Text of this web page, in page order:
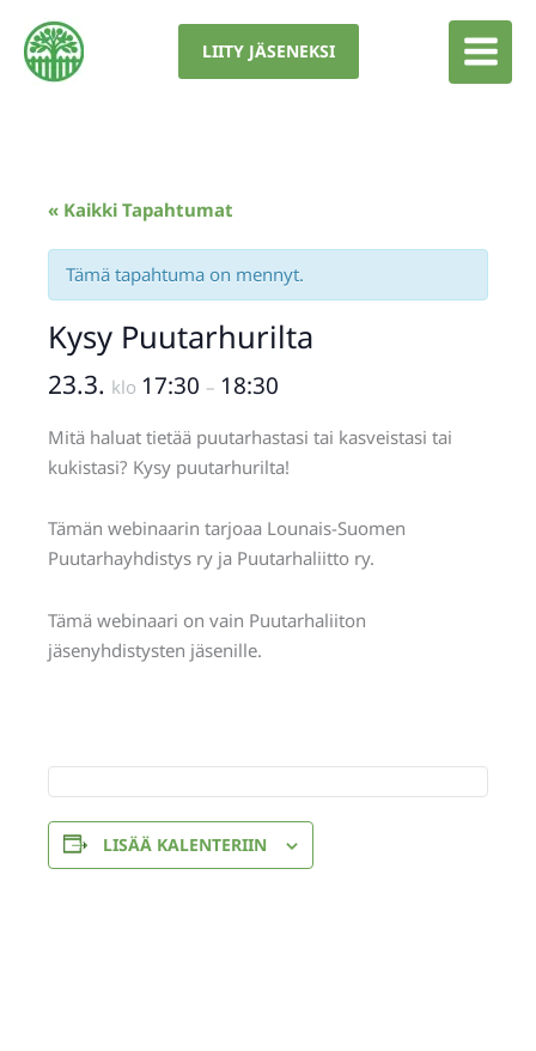
sisältöön
LIITY JÄSENEKSI
« Kaikki Tapahtumat
Tämä tapahtuma on mennyt.
Kysy Puutarhurilta
23.3. klo 17:30 – 18:30
Mitä haluat tietää puutarhastasi tai kasveistasi tai
kukistasi? Kysy puutarhurilta!
Tämän webinaarin tarjoaa Lounais-Suomen
Puutarhayhdistys ry ja Puutarhaliitto ry.
Tämä webinaari on vain Puutarhaliiton
jäsenyhdistysten jäsenille.
LISÄÄ KALENTERIIN